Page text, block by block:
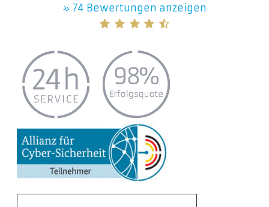
» 74 Bewertungen anzeigen